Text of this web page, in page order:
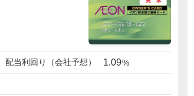
配当利回り（会社予想） 1.09%